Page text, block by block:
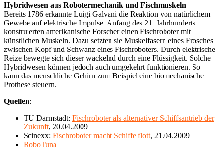
Hybridwesen aus Robotermechanik und Fischmuskeln
Bereits 1786 erkannte Luigi Galvani die Reaktion von natürlichem
Gewebe auf elektrische Impulse. Anfang des 21. Jahrhunderts
konstruierten amerikanische Forscher einen Fischroboter mit
künstlichen Muskeln. Dazu setzten sie Muskelfasern eines Frosches
zwischen Kopf und Schwanz eines Fischroboters. Durch elektrische
Reize bewegte sich dieser wackelnd durch eine Flüssigkeit. Solche
Hybridwesen können jedoch auch umgekehrt funktionieren. So
kann das menschliche Gehirn zum Beispiel eine biomechanische
Prothese steuern.
Quellen:
TU Darmstadt: Fischroboter als alternativer Schiffsantrieb der
Zukunft, 20.04.2009
Scinexx: Fischroboter macht Schiffe flott, 21.04.2009
RoboTuna